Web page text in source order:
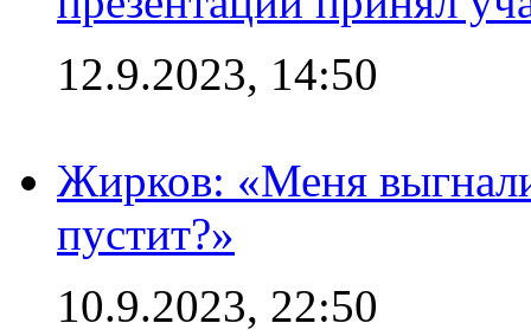
12.9.2023, 14:50
Жирков: «Меня
пустит?»
10.9.2023, 22:50